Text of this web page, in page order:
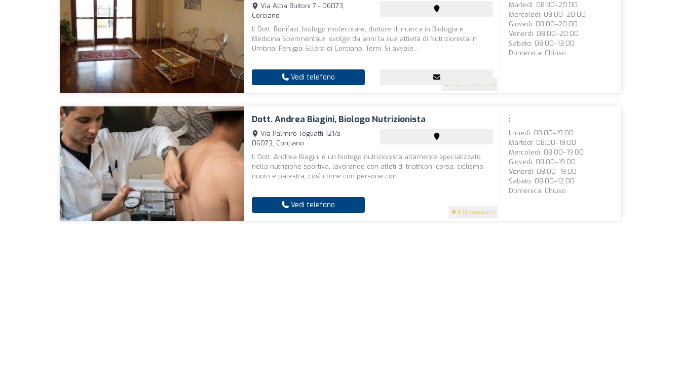
4.6 (10 recensioni)
Via Alba Buitoni 7 - 06073,
Corciano
Il Dott. Bonifazi, biologo molecolare, dottore di ricerca in Biologia e
Medicina Sperimentale, svolge da anni la sua attività di Nutrizionista in
Umbria: Perugia, Ellera di Corciano, Terni. Si avvale...
Vedi telefono
Martedì: 08:30–20:00
Mercoledì: 08:00–20:00
Giovedì: 08:00–20:00
Venerdì: 08:00–20:00
Sabato: 08:00–13:00
Domenica: Chiuso
Dott. Andrea Biagini, Biologo Nutrizionista
5 (5 recensioni)
Via Palmiro Togliatti 121/a -
06073, Corciano
Il Dott. Andrea Biagini è un biologo nutrizionista altamente specializzato
nella nutrizione sportiva, lavorando con atleti di triathlon, corsa, ciclismo,
nuoto e palestra, così come con persone con ...
Vedi telefono
:
Lunedì: 08:00–19:00
Martedì: 08:00–19:00
Mercoledì: 08:00–19:00
Giovedì: 08:00–19:00
Venerdì: 08:00–19:00
Sabato: 08:00–12:00
Domenica: Chiuso